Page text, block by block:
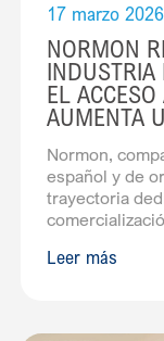
17 marzo 2026
NORMON
INDUSTRIA
EL
AUMENTA
Normon,
español y de
trayectoria
sanitario y al
supone un
Leer más